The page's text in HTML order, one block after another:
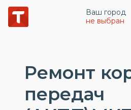
Ваш город
не выбран
Ремонт
передач